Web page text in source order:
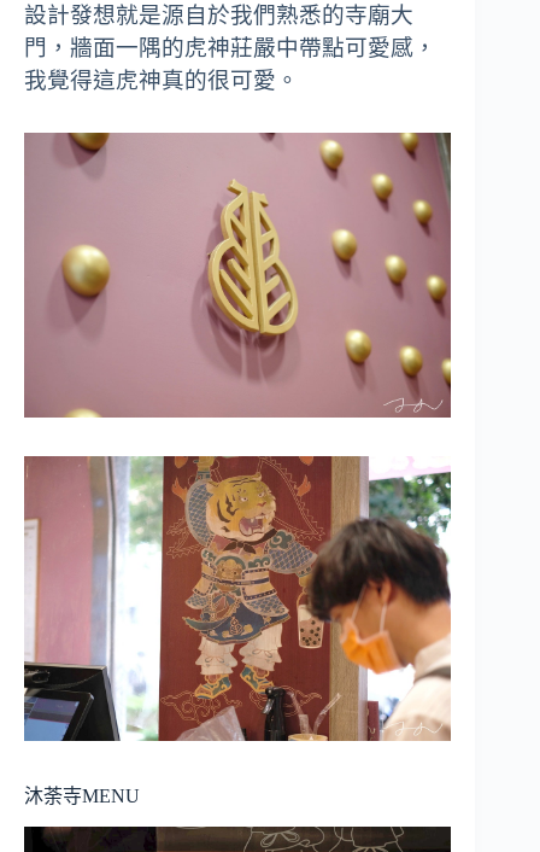
設計發想就是源自於我們熟悉的寺廟大
門，牆面一隅的虎神莊嚴中帶點可愛感，
我覺得這虎神真的很可愛。
沐荼寺MENU